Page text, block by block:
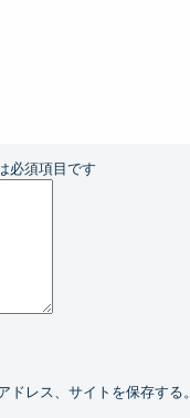
必須項目です
レス、サイトを保存する。